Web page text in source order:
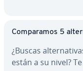
Co­m­pa­ra­mos 5
¿Buscas
están a su nivel?